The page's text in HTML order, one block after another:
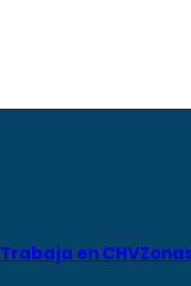
Trabaja en CHV